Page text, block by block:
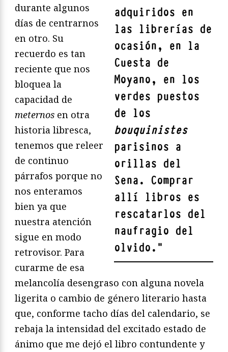
adquiridos en
las librerías de
ocasión, en la
Cuesta de
Moyano, en los
verdes puestos
de los
bouquinistes
parisinos a
orillas del
Sena. Comprar
allí libros es
rescatarlos del
naufragio del
olvido. "
durante algunos
días de centrarnos
en otro. Su
recuerdo es tan
reciente que nos
bloquea la
capacidad de
meternos en otra
historia libresca,
tenemos que releer
de continuo
párrafos porque no
nos enteramos
bien ya que
nuestra atención
sigue en modo
retrovisor. Para
curarme de esa
melancolía desengraso con alguna novela
ligerita o cambio de género literario hasta
que, conforme tacho días del calendario, se
rebaja la intensidad del excitado estado de
ánimo que me dejó el libro contundente y